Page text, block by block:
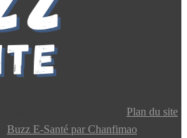
Plan du site
Buzz E-Santé par Chanfimao